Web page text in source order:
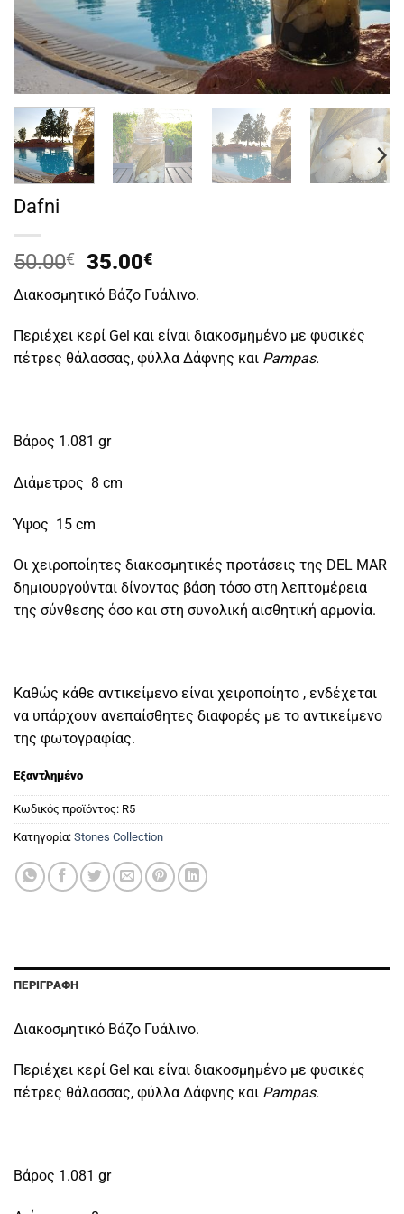
Dafni
50.00€
Original
price
was:
50.00€.
35.00€Η
τρέχουσα
τιμή
είναι:
35.00€.
Διακοσμητικό Βάζο Γυάλινο.
Περιέχει κερί Gel και είναι διακοσμημένο με φυσικές
πέτρες θάλασσας, φύλλα Δάφνης και Pampas.
Βάρος 1.081 gr
Διάμετρος 8 cm
Ύψος 15 cm
Οι χειροποίητες διακοσμητικές προτάσεις της DEL MAR
δημιουργούνται δίνοντας βάση τόσο στη λεπτομέρεια
της σύνθεσης όσο και στη συνολική αισθητική αρμονία.
Καθώς κάθε αντικείμενο είναι χειροποίητο , ενδέχεται
να υπάρχουν ανεπαίσθητες διαφορές με το αντικείμενο
της φωτογραφίας.
Εξαντλημένο
Κωδικός προϊόντος: R5
Κατηγορία: Stones Collection
ΠΕΡΙΓΡΑΦΉ
Διακοσμητικό Βάζο Γυάλινο.
Περιέχει κερί Gel και είναι διακοσμημένο με φυσικές
πέτρες θάλασσας, φύλλα Δάφνης και Pampas.
Βάρος 1.081 gr